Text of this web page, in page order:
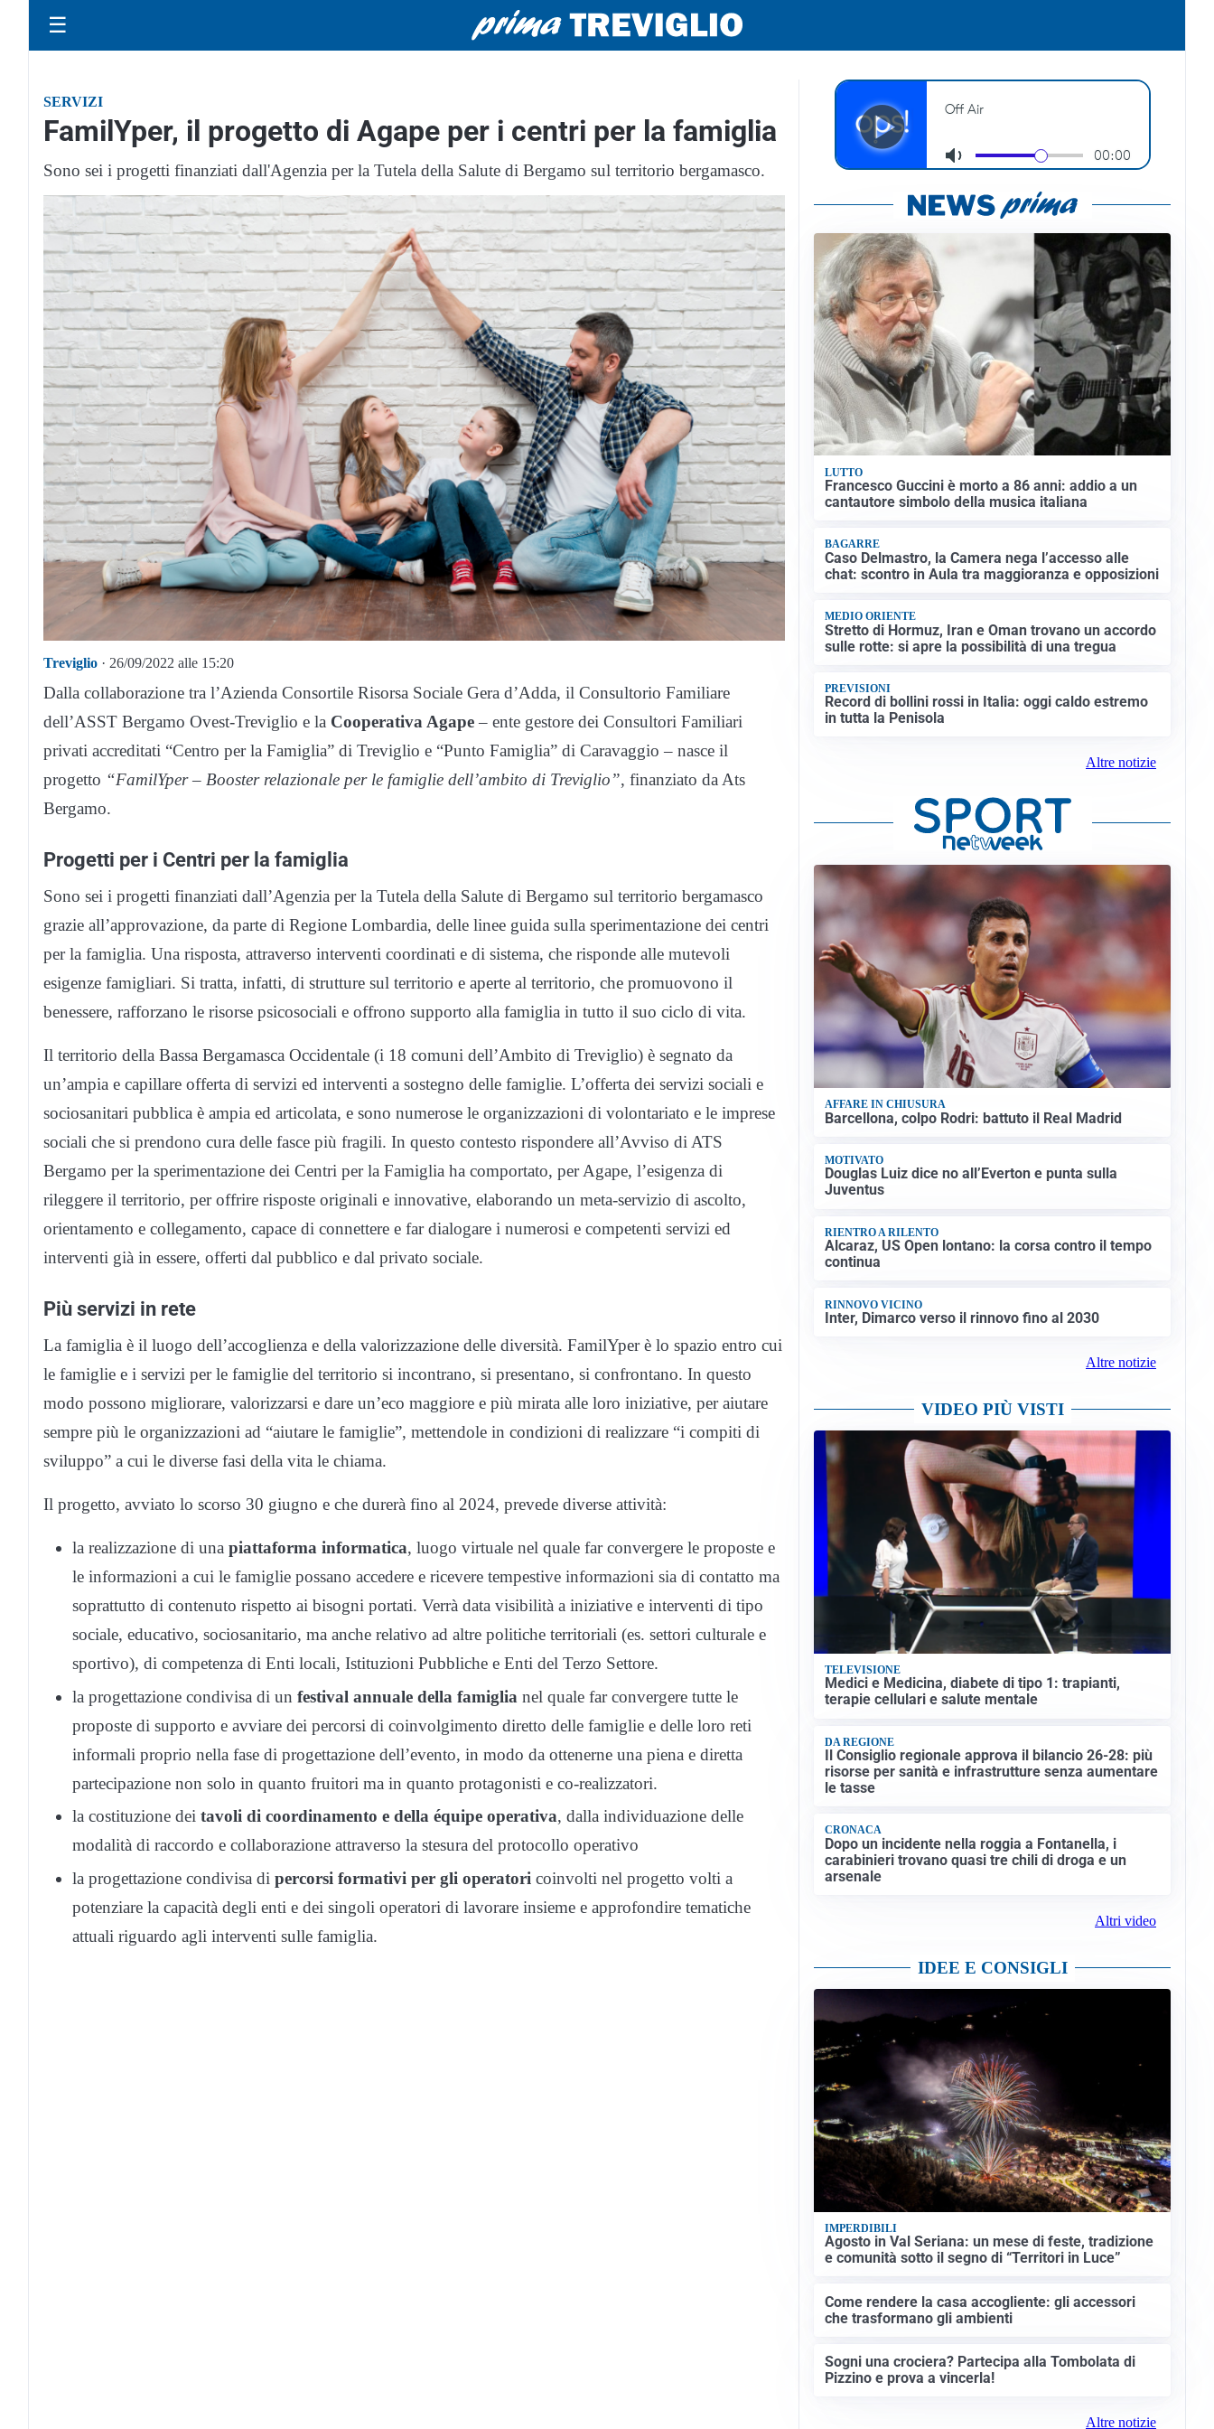
☰
SERVIZI
FamilYper, il progetto di Agape per i centri per la famiglia
Sono sei i progetti finanziati dall'Agenzia per la Tutela della Salute di Bergamo sul territorio bergamasco.
Treviglio · 26/09/2022 alle 15:20
Dalla collaborazione tra l’Azienda Consortile Risorsa Sociale Gera d’Adda, il Consultorio Familiare
dell’ASST Bergamo Ovest-Treviglio e la Cooperativa Agape– ente gestore dei Consultori Familiari
privati accreditati “Centro per la Famiglia” di Treviglio e “Punto Famiglia” di Caravaggio – nasce il
progetto “FamilYper – Booster relazionale per le famiglie dell’ambito di Treviglio”, finanziato da Ats
Bergamo.
Progetti per i Centri per la famiglia
Sono sei i progetti finanziati dall’Agenzia per la Tutela della Salute di Bergamo sul territorio bergamasco
grazie all’approvazione, da parte di Regione Lombardia, delle linee guida sulla sperimentazione dei centri
per la famiglia. Una risposta, attraverso interventi coordinati e di sistema, che risponde alle mutevoli
esigenze famigliari. Si tratta, infatti, di strutture sul territorio e aperte al territorio, che promuovono il
benessere, rafforzano le risorse psicosociali e offrono supporto alla famiglia in tutto il suo ciclo di vita.
Il territorio della Bassa Bergamasca Occidentale (i 18 comuni dell’Ambito di Treviglio) è segnato da
un’ampia e capillare offerta di servizi ed interventi a sostegno delle famiglie. L’offerta dei servizi sociali e
sociosanitari pubblica è ampia ed articolata, e sono numerose le organizzazioni di volontariato e le imprese
sociali che si prendono cura delle fasce più fragili. In questo contesto rispondere all’Avviso di ATS
Bergamo per la sperimentazione dei Centri per la Famiglia ha comportato, per Agape, l’esigenza di
rileggere il territorio, per offrire risposte originali e innovative, elaborando un meta-servizio di ascolto,
orientamento e collegamento, capace di connettere e far dialogare i numerosi e competenti servizi ed
interventi già in essere, offerti dal pubblico e dal privato sociale.
Più servizi in rete
La famiglia è il luogo dell’accoglienza e della valorizzazione delle diversità. FamilYper è lo spazio entro cui
le famiglie e i servizi per le famiglie del territorio si incontrano, si presentano, si confrontano. In questo
modo possono migliorare, valorizzarsi e dare un’eco maggiore e più mirata alle loro iniziative, per aiutare
sempre più le organizzazioni ad “aiutare le famiglie”, mettendole in condizioni di realizzare “i compiti di
sviluppo” a cui le diverse fasi della vita le chiama.
Il progetto, avviato lo scorso 30 giugno e che durerà fino al 2024, prevede diverse attività:
la realizzazione di una piattaforma informatica, luogo virtuale nel quale far convergere le proposte e
le informazioni a cui le famiglie possano accedere e ricevere tempestive informazioni sia di contatto ma
soprattutto di contenuto rispetto ai bisogni portati. Verrà data visibilità a iniziative e interventi di tipo
sociale, educativo, sociosanitario, ma anche relativo ad altre politiche territoriali (es. settori culturale e
sportivo), di competenza di Enti locali, Istituzioni Pubbliche e Enti del Terzo Settore.
la progettazione condivisa di un festival annuale della famiglia nel quale far convergere tutte le
proposte di supporto e avviare dei percorsi di coinvolgimento diretto delle famiglie e delle loro reti
informali proprio nella fase di progettazione dell’evento, in modo da ottenerne una piena e diretta
partecipazione non solo in quanto fruitori ma in quanto protagonisti e co-realizzatori.
la costituzione dei tavoli di coordinamento e della équipe operativa, dalla individuazione delle
modalità di raccordo e collaborazione attraverso la stesura del protocollo operativo
la progettazione condivisa di percorsi formativi per gli operatori coinvolti nel progetto volti a
potenziare la capacità degli enti e dei singoli operatori di lavorare insieme e approfondire tematiche
attuali riguardo agli interventi sulle famiglia.
LUTTO
Francesco Guccini è morto a 86 anni: addio a un
cantautore simbolo della musica italiana
BAGARRE
Caso Delmastro, la Camera nega l’accesso alle
chat: scontro in Aula tra maggioranza e opposizioni
MEDIO ORIENTE
Stretto di Hormuz, Iran e Oman trovano un accordo
sulle rotte: si apre la possibilità di una tregua
PREVISIONI
Record di bollini rossi in Italia: oggi caldo estremo
in tutta la Penisola
Altre notizie
AFFARE IN CHIUSURA
Barcellona, colpo Rodri: battuto il Real Madrid
MOTIVATO
Douglas Luiz dice no all’Everton e punta sulla
Juventus
RIENTRO A RILENTO
Alcaraz, US Open lontano: la corsa contro il tempo
continua
RINNOVO VICINO
Inter, Dimarco verso il rinnovo fino al 2030
Altre notizie
VIDEO PIÙ VISTI
TELEVISIONE
Medici e Medicina, diabete di tipo 1: trapianti,
terapie cellulari e salute mentale
DA REGIONE
Il Consiglio regionale approva il bilancio 26-28: più
risorse per sanità e infrastrutture senza aumentare
le tasse
CRONACA
Dopo un incidente nella roggia a Fontanella, i
carabinieri trovano quasi tre chili di droga e un
arsenale
Altri video
IDEE E CONSIGLI
IMPERDIBILI
Agosto in Val Seriana: un mese di feste, tradizione
e comunità sotto il segno di “Territori in Luce”
Come rendere la casa accogliente: gli accessori
che trasformano gli ambienti
Sogni una crociera? Partecipa alla Tombolata di
Pizzino e prova a vincerla!
Altre notizie